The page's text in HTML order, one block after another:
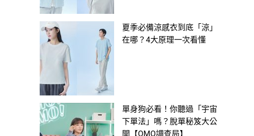
夏季必備涼感衣到底「涼」
在哪？4大原理一次看懂
單身狗必看！你聽過「宇宙
下單法」嗎？脫單秘笈大公
開【OMO調查局】